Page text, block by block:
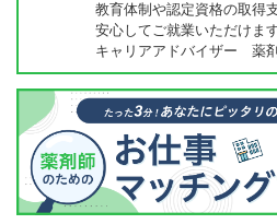
教育体制や認定資格の取得
安心してご就業いただけます
キャリアアドバイザー 薬